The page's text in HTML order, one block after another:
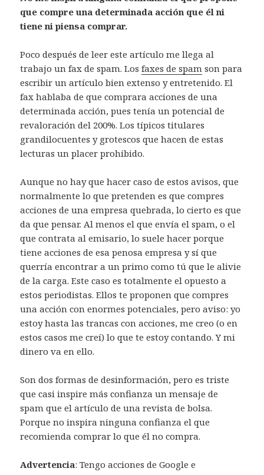
que compre una determinada acción que él ni
tiene ni piensa comprar.
Poco después de leer este artículo me llega al
trabajo un fax de spam. Losfaxes de spam son para
escribir un artículo bien extenso y entretenido. El
fax hablaba de que comprara acciones de una
determinada acción, pues tenía un potencial de
revaloración del 200%. Los típicos titulares
grandilocuentes y grotescos que hacen de estas
lecturas un placer prohibido.
Aunque no hay que hacer caso de estos avisos, que
normalmente lo que pretenden es que compres
acciones de una empresa quebrada, lo cierto es que
da que pensar. Al menos el que envía el spam, o el
que contrata al emisario, lo suele hacer porque
tiene acciones de esa penosa empresa y sí que
querría encontrar a un primo como tú que le alivie
de la carga. Este caso es totalmente el opuesto a
estos periodistas. Ellos te proponen que compres
una acción con enormes potenciales, pero aviso: yo
estoy hasta las trancas con acciones, me creo (o en
estos casos me creí) lo que te estoy contando. Y mi
dinero va en ello.
Son dos formas de desinformación, pero es triste
que casi inspire más confianza un mensaje de
spam que el artículo de una revista de bolsa.
Porque no inspira ninguna confianza el que
recomienda comprar lo que él no compra.
Advertencia: Tengo acciones de Google e